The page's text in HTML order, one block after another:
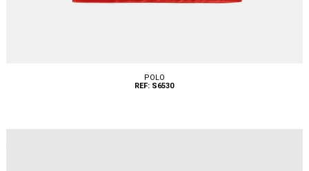
POLO
REF: S6530